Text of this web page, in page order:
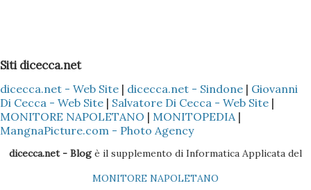
Nokia PC Suite 3 - Sincronizzare solo la Rubrica
(ovviamente dipende sempre se il cellulare Nokia è il Vostro
o di un Vostro amico) del Nokia con l'Outlook, così che tutti
i dati presenti nella Rubrica siano copiati nella sezione
Contatti dell'Outlook 4 - Scaricare l'ultima versione del
Siti dicecca.net
dicecca.net - Web Site | dicecca.net - Sindone | Giovanni
Di Cecca - Web Site | Salvatore Di Cecca - Web Site |
MONITORE NAPOLETANO | MONITOPEDIA |
MangnaPicture.com - Photo Agency
dicecca.net - Blogè il supplemento di Informatica Applicata del
MONITORE NAPOLETANO